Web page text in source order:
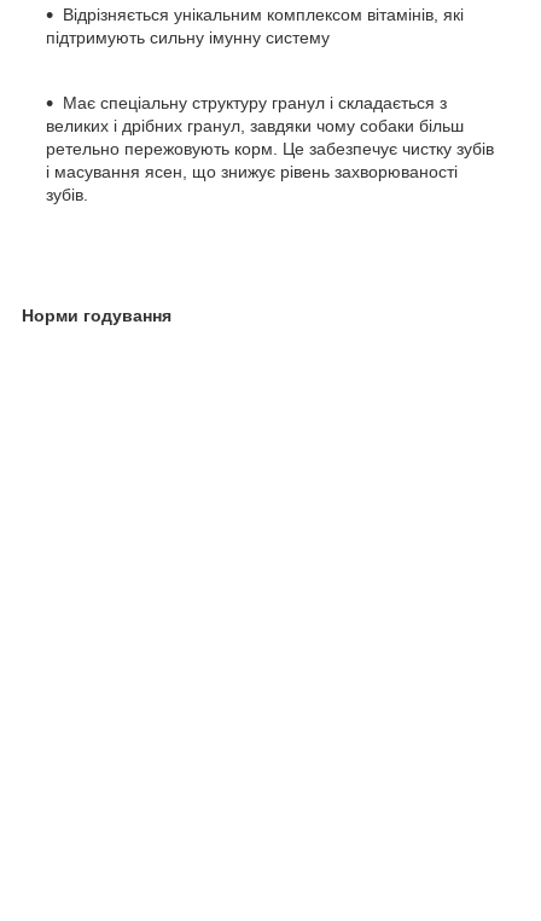
Відрізняється унікальним комплексом вітамінів, які
підтримують сильну імунну систему
Має спеціальну структуру гранул і складається з
великих і дрібних гранул, завдяки чому собаки більш
ретельно пережовують корм. Це забезпечує чистку зубів
і масування ясен, що знижує рівень захворюваності
зубів.
Норми годування